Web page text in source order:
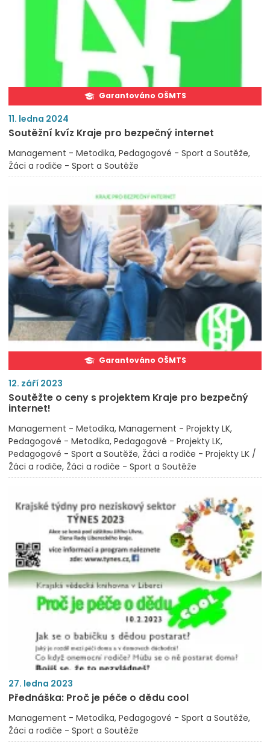
Garantováno OŠMTS
11. ledna 2024
Soutěžní kvíz Kraje pro bezpečný internet
Management - Metodika Pedagogové - Sport a Soutěže
Žáci a rodiče - Sport a Soutěže
Garantováno OŠMTS
12. září 2023
Soutěžte o ceny s projektem Kraje pro bezpečný
internet!
Management - Metodika Management - Projekty LK
Pedagogové - Metodika Pedagogové - Projekty LK
Pedagogové - Sport a Soutěže Žáci a rodiče - Projekty LK /
Žáci a rodiče Žáci a rodiče - Sport a Soutěže
27. ledna 2023
Přednáška: Proč je péče o dědu cool
Management - Metodika Pedagogové - Sport a Soutěže
Žáci a rodiče - Sport a Soutěže